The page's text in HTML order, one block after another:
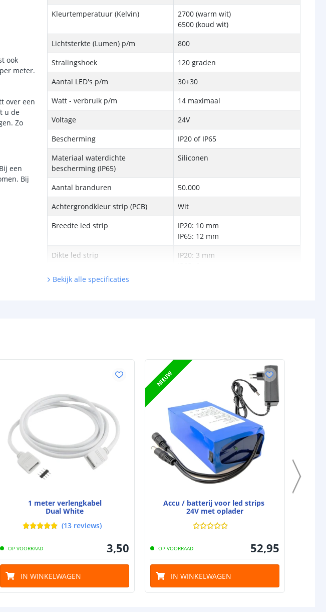
ook
meter.
over een
u de
Zo
een
Bij
Kleurtemperatuur (Kelvin)
2700 (warm wit)
6500 (koud wit)
Lichtsterkte (Lumen) p/m
800
Stralingshoek
120 graden
Aantal LED's p/m
30+30
Watt - verbruik p/m
14 maximaal
Voltage
24V
Bescherming
IP20 of IP65
Materiaal waterdichte
bescherming (IP65)
Siliconen
Aantal branduren
50.000
Achtergrondkleur strip (PCB)
Wit
Breedte led strip
IP20: 10 mm
IP65: 12 mm
Dikte led strip
IP20: 3 mm
Type batterij
Aantal laadcycli
500
Breedte batterij
Dikte batterij
40 mm
5 jaar
Certificering led strip
CE CE-LVDenRoHS
Bekijk alle specificaties
1 meter verlengkabel
Dual White
(13 reviews)
OP VOORRAAD 3,50
IN WINKELWAGEN
NIEUW
Accu / batterij voor led strips
24V met oplader
OP VOORRAAD 52,95
IN WINKELWAGEN